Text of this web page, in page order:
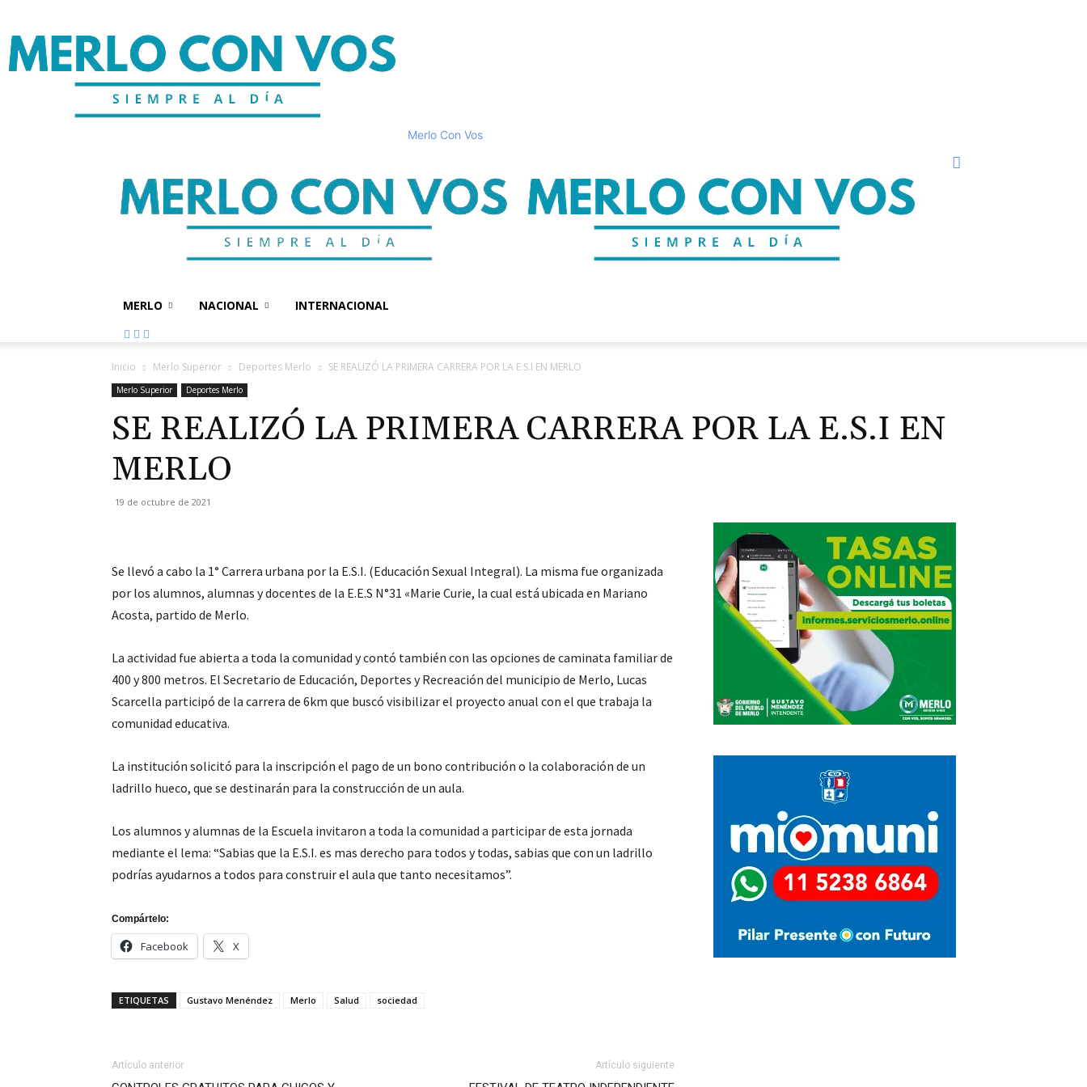
Merlo Con Vos
MERLO NACIONAL INTERNACIONAL
Inicio Merlo Superior Deportes Merlo SE REALIZÓ LA PRIMERA CARRERA POR LA E.S.I EN MERLO
Merlo Superior Deportes Merlo
SE REALIZÓ LA PRIMERA CARRERA POR LA E.S.I EN
MERLO
19 de octubre de 2021
Se llevó a cabo la 1° Carrera urbana por la E.S.I. (Educación Sexual Integral). La misma fue organizada
por los alumnos, alumnas y docentes de la E.E.S N°31 «Marie Curie, la cual está ubicada en Mariano
Acosta, partido de Merlo.
La actividad fue abierta a toda la comunidad y contó también con las opciones de caminata familiar de
400 y 800 metros. El Secretario de Educación, Deportes y Recreación del municipio de Merlo, Lucas
Scarcella participó de la carrera de 6km que buscó visibilizar el proyecto anual con el que trabaja la
comunidad educativa.
La institución solicitó para la inscripción el pago de un bono contribución o la colaboración de un
ladrillo hueco, que se destinarán para la construcción de un aula.
Los alumnos y alumnas de la Escuela invitaron a toda la comunidad a participar de esta jornada
mediante el lema: “Sabias que la E.S.I. es mas derecho para todos y todas, sabias que con un ladrillo
podrías ayudarnos a todos para construir el aula que tanto necesitamos”.
Compártelo:
Facebook X
ETIQUETAS Gustavo Menéndez Merlo Salud sociedad
Artículo anterior Artículo siguiente